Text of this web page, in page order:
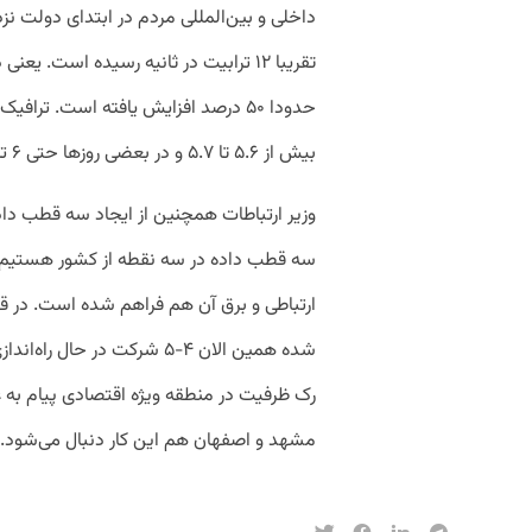
تقریبا ۱۲ ترابیت در ثانیه رسیده
بیش از ۵.۶ تا ۵.۷ و در بعضی روزها حتی ۶ ترابیت بر ثانیه رسیده است.»
وزیر ارتباطات همچنین از ایجاد سه قطب
سه قطب داده در سه نقطه از کشور
ارتباطی و برق آن هم فراهم شده است. در
شده همین الان ۴-۵ شرکت
رک ظرفیت در منطقه ویژه اقتصادی پیام
مشهد و اصفهان هم این کار دنبال